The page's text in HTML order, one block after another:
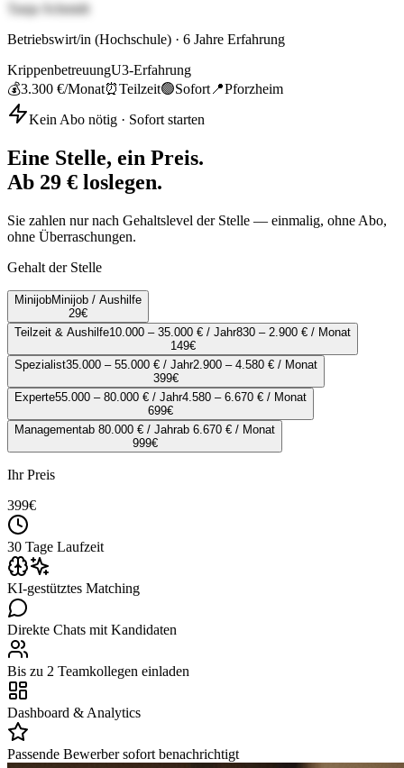
Tanja Schmidt
Betriebswirt/in (Hochschule) · 6 Jahre Erfahrung
KrippenbetreuungU3-Erfahrung
💰3.300 €/Monat⏰Teilzeit🟢Sofort 📍Pforzheim
Kein Abo nötig · Sofort starten
Eine Stelle, ein Preis.
Ab 29 € loslegen.
Sie zahlen nur nach Gehaltslevel der Stelle — einmalig, ohne Abo,
ohne Überraschungen.
Gehalt der Stelle
MinijobMinijob / Aushilfe
29€
Teilzeit & Aushilfe10.000 – 35.000 € / Jahr830 – 2.900 € / Monat
149€
Spezialist35.000 – 55.000 € / Jahr2.900 – 4.580 € / Monat
399€
Experte55.000 – 80.000 € / Jahr4.580 – 6.670 € / Monat
699€
Managementab 80.000 € / Jahrab 6.670 € / Monat
999€
Ihr Preis
399€
30 Tage Laufzeit
KI-gestütztes Matching
Direkte Chats mit Kandidaten
Bis zu 2 Teamkollegen einladen
Dashboard & Analytics
Passende Bewerber sofort benachrichtigt